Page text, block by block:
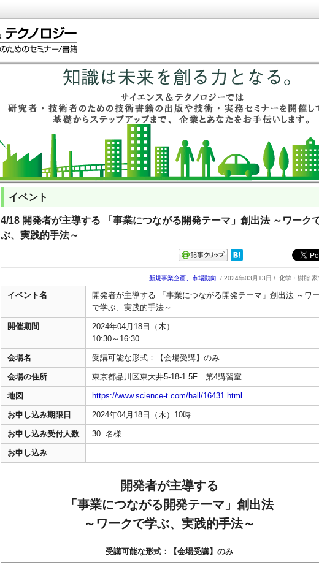
イベント
4/18 開発者が主導する 「事業につながる開発テーマ」創出法 ～ワーク
ぶ、実践的手法～
新規事業企画、市場動向 / 2024年03月13日 / 化学・樹脂 家
イベント名
開発者が主導する 「事業につながる開発テーマ」創出法 ～ワ
で学ぶ、実践的手法～
開催期間
2024年04月18日（木）
10:30～16:30
会場名 受講可能な形式：【会場受講】のみ
会場の住所 東京都品川区東大井5-18-1 5F 第4講習室
地図 https://www.science-t.com/hall/16431.html
お申し込み期限日 2024年04月18日（木）10時
お申し込み受付人数 30 名様
お申し込み
開発者が主導する
「事業につながる開発テーマ」創出法
～ワークで学ぶ、実践的手法～
受講可能な形式：【会場受講】のみ